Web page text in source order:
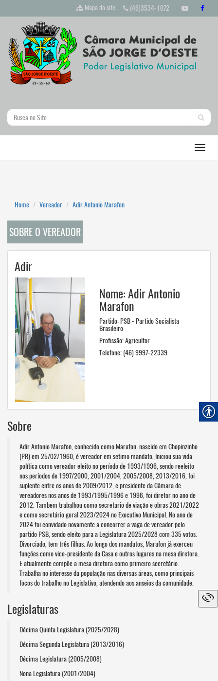
Mapa do site (46)3534-1072
Home Vereador Adir Antonio Marafon
SOBRE O VEREADOR
Adir
Nome: Adir Antonio
Marafon
Partido: PSB - Partido Socialista
Brasileiro
Profissão: Agricultor
Telefone: (46) 9997-22339
Sobre
Adir Antonio Marafon, conhecido como Marafon, nascido em Chopinzinho
(PR) em 25/02/1960, é vereador em setimo mandato, Iniciou sua vida
política como vereador eleito no período de 1993/1996, sendo reeleito
nos períodos de 1997/2000, 2001/2004, 2005/2008, 2013/2016, foi
suplente entre os anos de 2009/2012, e presidente da Câmara de
vereadores nos anos de 1993/1995/1996 e 1998, foi diretor no ano de
2012. Tambem trabalhou como secretario de viação e obras 2021/2022
e como secretário geral 2023/2024 no Executivo Municipal. No ano de
2024 foi convidado novamente a concorrer a vaga de vereador pelo
partido PSB, sendo eleito para a Legislatura 2025/2028 com 335 votos.
Divorciado, tem três filhas. Ao longo dos mandatos, Marafon já exerceu
funções como vice-presidente da Casa e outros lugares na mesa diretora.
E atualmente compõe a mesa diretora como primeiro secretário.
Trabalha no interesse da população nas diversas áreas, como principais
focos do trabalho no Legislativo, atendendo aos anseios da comunidade.
Legislaturas
Décima Quinta Legislatura (2025/2028)
Décima Segunda Legislatura (2013/2016)
Décima Legislatura (2005/2008)
Nona Legislatura (2001/2004)